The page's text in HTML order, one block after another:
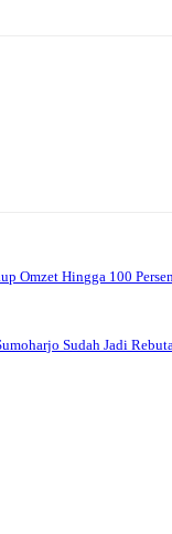
Omzet Hingga 100
Sudah Jadi